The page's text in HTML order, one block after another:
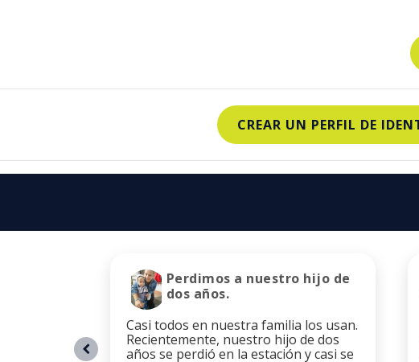
CREAR UN PERFIL DE
Perdimos a nuestro hijo de
dos años.
Casi todos en nuestra familia los usan.
Recientemente, nuestro hijo de dos
años se perdió en la estación y casi se